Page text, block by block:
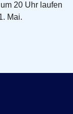
20 Uhr laufen
Mai.